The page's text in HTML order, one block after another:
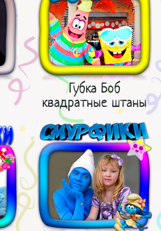
Губка Боб
квадратные штаны